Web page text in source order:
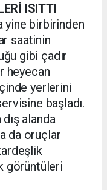
ISITTI
yine birbirinden
saatinin
gibi çadır
heyecan
yerlerini
başladı.
alanda
da oruçlar
görüntüleri